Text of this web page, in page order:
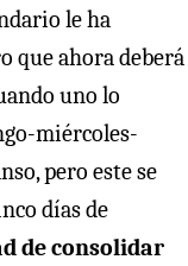
le ha
que ahora deberá
uno lo
miércoles-
pero este se
días de
de consolidar